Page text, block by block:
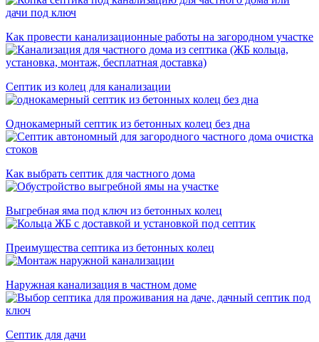
Как провести канализационные работы на загородном участке
Септик из колец для канализации
Однокамерный септик из бетонных колец без дна
Как выбрать септик для частного дома
Выгребная яма под ключ из бетонных колец
Преимущества септика из бетонных колец
Наружная канализация в частном доме
Септик для дачи